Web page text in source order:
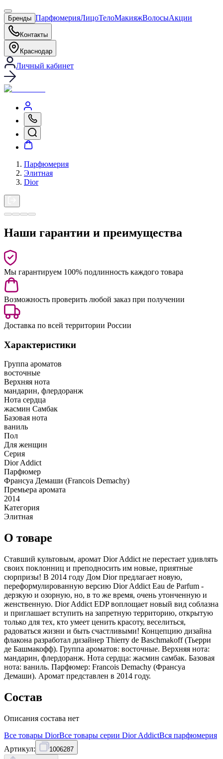
Бренды ПарфюмерияЛицоТелоМакияжВолосыАкции
Контакты
Краснодар
Личный кабинет
Парфюмерия
Элитная
Dior
Наши гарантии и преимущества
Мы гарантируем 100% подлинность каждого товара
Возможность проверить любой заказ при получении
Доставка по всей территории России
Характеристики
Группа ароматов
восточные
Верхняя нота
мандарин, флердоранж
Нота сердца
жасмин Самбак
Базовая нота
ваниль
Пол
Для женщин
Серия
Dior Addict
Парфюмер
Франсуа Демаши (Francois Demachy)
Премьера аромата
2014
Категория
Элитная
О товаре
Ставший культовым, аромат Dior Addict не перестает удивлять
своих поклонниц и преподносить им новые, приятные
сюрпризы! В 2014 году Дом Dior предлагает новую,
переформулированную версию Dior Addict Eau de Parfum -
дерзкую и озорную, но, в то же время, очень утонченную и
женственную. Dior Addict EDP воплощает новый вид соблазна
и приглашает вступить на запретную территорию, открытую
только для тех, кто умеет ценить красоту, веселиться,
радоваться жизни и быть счастливыми! Концепцию дизайна
флакона разработал дизайнер Thierry de Baschmakoff (Тьерри
де Башмакофф). Группа ароматов: восточные. Верхняя нота:
мандарин, флердоранж. Нота сердца: жасмин самбак. Базовая
нота: ваниль. Парфюмер: Francois Demachy (Франсуа
Демаши). Аромат представлен в 2014 году.
Состав
Описания состава нет
Все товары DiorВсе товары серии Dior AddictВся парфюмерия
Артикул:
1006287